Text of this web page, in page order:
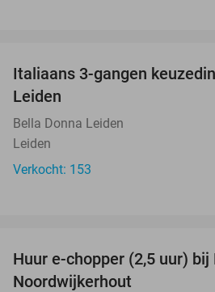
Italiaans 3-gangen
Leiden
Bella Donna Leiden
Leiden
Verkocht: 153
Huur e-chopper (2,5 uur) bij
Noordwijkerhout